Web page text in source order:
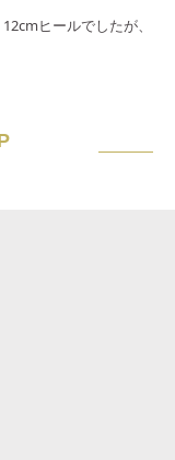
ヒールでしたが、